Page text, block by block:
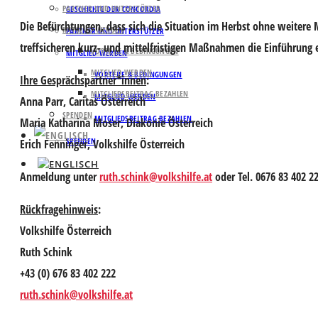
GESCHICHTE DER CONCORDIA
PARTNER UND UNTERSTÜTZER
MITGLIED WERDEN
VORTEILE & BEDINGUNGEN
MITGLIED WERDEN
MITGLIEDSBEITRAG BEZAHLEN
SPENDEN
PARTNER UND UNTERSTÜTZER
MITGLIED WERDEN
VORTEILE & BEDINGUNGEN
MITGLIED WERDEN
MITGLIEDSBEITRAG BEZAHLEN
SPENDEN
Die Befürchtungen, dass sich die Situation im Herbst ohne
treffsicheren kurz- und mittelfristigen Maßnahmen die Einführung
Ihre Gesprächspartner*innen:
Anna Parr, Caritas Österreich
Maria Katharina Moser, Diakonie Österreich
Erich Fenninger, Volkshilfe Österreich
Anmeldungunterruth.schink@volkshilfe.atoder Tel. 0676 83 402
Rückfragehinweis:
Volkshilfe Österreich
Ruth Schink
+43 (0) 676 83 402 222
ruth.schink@volkshilfe.at